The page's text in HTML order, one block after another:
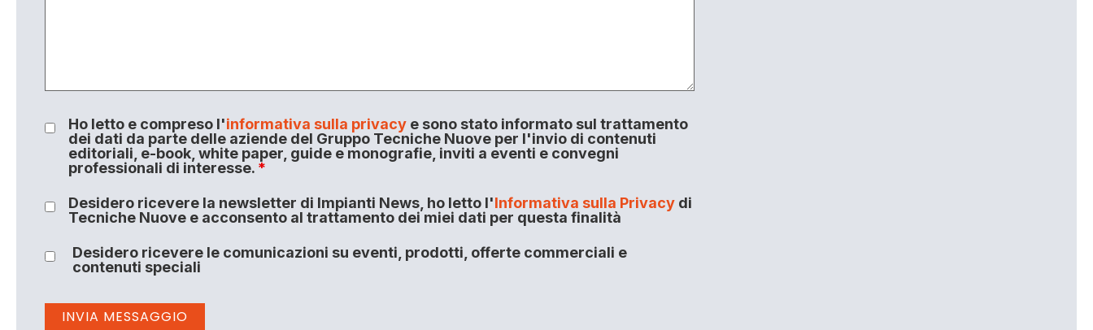
Ho letto e compreso l'informativa sulla privacye sono stato informato sul trattamento
dei dati da parte delle aziende del Gruppo Tecniche Nuove per l'invio di contenuti
editoriali, e-book, white paper, guide e monografie, inviti a eventi e convegni
professionali di interesse. *
Desidero ricevere la newsletter di Impianti News, ho letto l'Informativa sulla Privacydi
Tecniche Nuove e acconsento al trattamento dei miei dati per questa finalità
Desidero ricevere le comunicazioni su eventi, prodotti, offerte commerciali e
contenuti speciali